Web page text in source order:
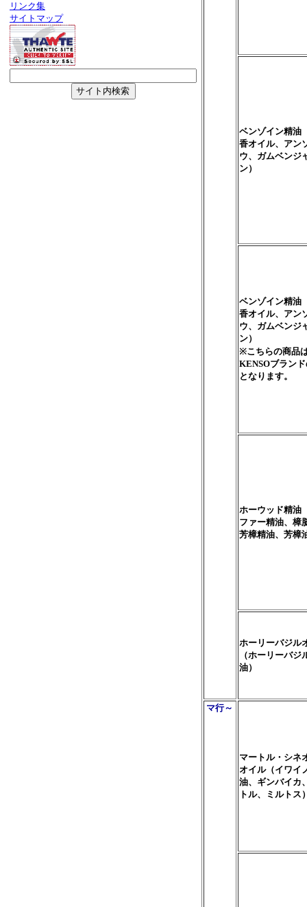
ベンゾイン精油
香オイル、アン
ウ、ガムベンジ
ン）
ベンゾイン精油
香オイル、アン
ウ、ガムベンジ
ン）
※こちらの商品
KENSOブラン
となります。
ホーウッド精油
ファー精油、樟
芳樟精油、芳樟
ホーリーバジル
（ホーリーバジ
油）
マ行～
マートル・シネ
オイル（イワイ
油、ギンバイカ
トル、ミルトス
リンク集
サイトマップ